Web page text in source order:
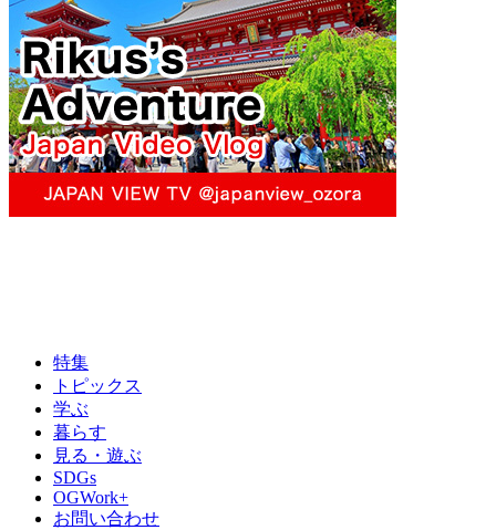
特集
トピックス
学ぶ
暮らす
見る・遊ぶ
SDGs
OGWork+
お問い合わせ